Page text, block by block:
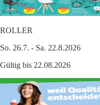
ROLLER
So. 26.7. - Sa. 22.8.2026
Gültig bis 22.08.2026